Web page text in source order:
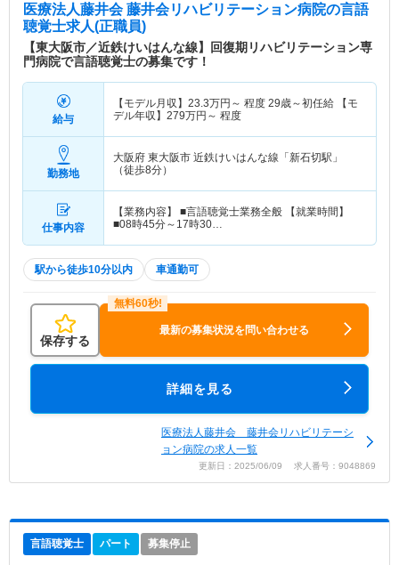
医療法人藤井会 藤井会リハビリテーション病院の言語
聴覚士求人(正職員)
【東大阪市／近鉄けいはんな線】回復期リハビリテーション専
門病院で言語聴覚士の募集です！
給与
【モデル月収】 23.3万円～ 程度 29歳～初任給 【モ
デル年収】 279万円～ 程度
勤務地
大阪府 東大阪市 近鉄けいはんな線「新石切駅」
（徒歩8分）
仕事内容
【業務内容】 ■言語聴覚士業務全般 【就業時間】
■08時45分～17時30…
駅から徒歩10分以内 車通勤可
保存する
最新の募集状況を問い合わせる
詳細を見る
医療法人藤井会 藤井会リハビリテーシ
ョン病院の求人一覧
更新日：2025/06/09 求人番号：9048869
言語聴覚士 パート 募集停止